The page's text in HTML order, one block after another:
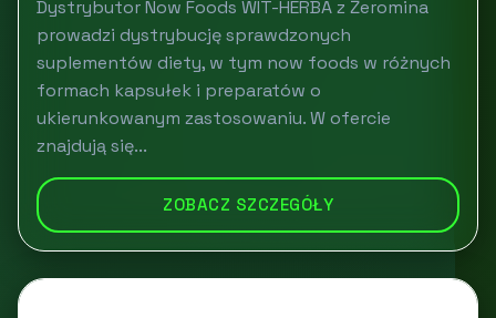
Dystrybutor Now Foods WIT-HERBA z Żeromina
prowadzi dystrybucję sprawdzonych
suplementów diety, w tym now foods w różnych
formach kapsułek i preparatów o
ukierunkowanym zastosowaniu. W ofercie
znajdują się...
ZOBACZ SZCZEGÓŁY